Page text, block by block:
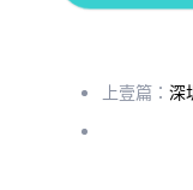
上壹篇： 深